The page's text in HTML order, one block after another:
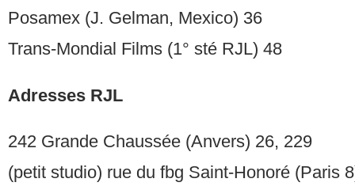
Posamex (J. Gelman, Mexico) 36
Trans-Mondial Films (1° sté RJL) 48
Adresses RJL
242 Grande Chaussée (Anvers) 26, 229
(petit studio) rue du fbg Saint-Honoré (Paris